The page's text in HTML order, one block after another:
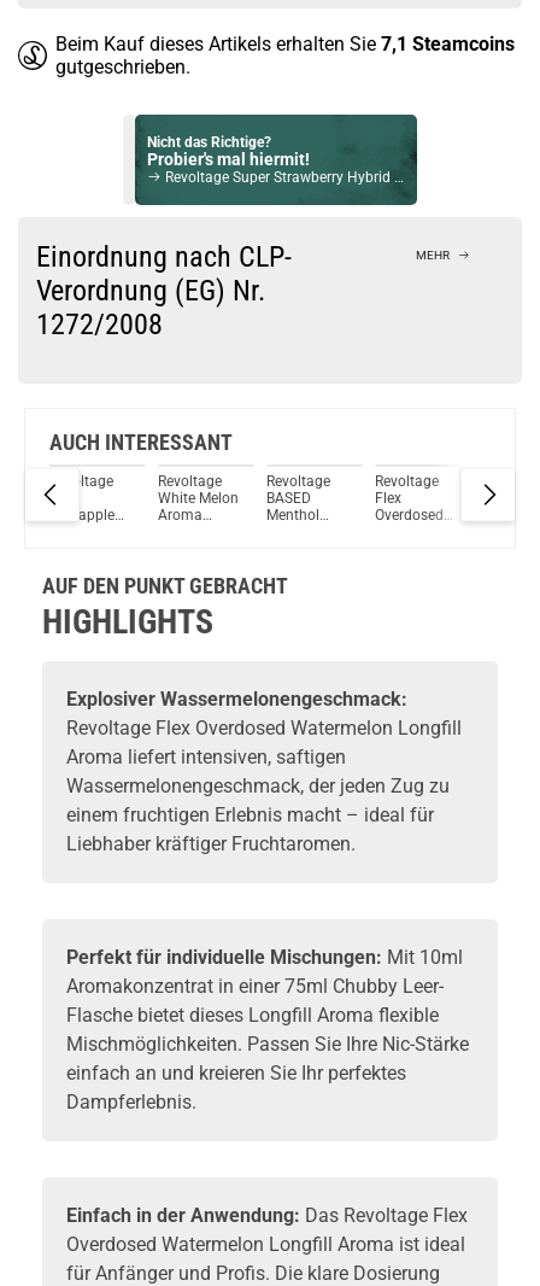
Beim Kauf dieses Artikels erhalten Sie 7,1 Steamcoins
gutgeschrieben.
Nicht das Richtige?
Probier's mal hiermit!
Revoltage Super Strawberry Hybrid NicSalt Liquid 10ml / 20mg
Check das mal!
One Grape 10ml LongFill Aroma by Dash Liquids
Du willst Kröten sparen?
Schau mal hier!
Einordnung nach CLP-
Verordnung (EG) Nr.
1272/2008
MEHR
AUCH INTERESSANT
Revoltage
Red
Pineapple
30-05-2025
Revoltage
White Melon
Aroma
Revoltage
BASED
Menthol
Revoltage
Flex
Overdosed
Flex Blue
AUF DEN PUNKT GEBRACHT
HIGHLIGHTS
Explosiver Wassermelonengeschmack:
Revoltage Flex Overdosed Watermelon Longfill
Aroma liefert intensiven, saftigen
Wassermelonengeschmack, der jeden Zug zu
einem fruchtigen Erlebnis macht – ideal für
Liebhaber kräftiger Fruchtaromen.
Perfekt für individuelle Mischungen: Mit 10ml
Aromakonzentrat in einer 75ml Chubby Leer-
Flasche bietet dieses Longfill Aroma flexible
Mischmöglichkeiten. Passen Sie Ihre Nic-Stärke
einfach an und kreieren Sie Ihr perfektes
Dampferlebnis.
Einfach in der Anwendung: Das Revoltage Flex
Overdosed Watermelon Longfill Aroma ist ideal
für Anfänger und Profis. Die klare Dosierung